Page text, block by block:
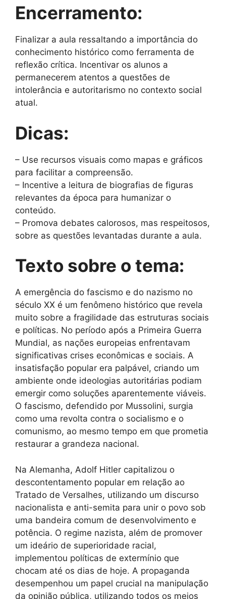
Encerramento:
Finalizar a aula ressaltando a importância do
conhecimento histórico como ferramenta de
reflexão crítica. Incentivar os alunos a
permanecerem atentos a questões de
intolerância e autoritarismo no contexto social
atual.
Dicas:
– Use recursos visuais como mapas e gráficos
para facilitar a compreensão.
– Incentive a leitura de biografias de figuras
relevantes da época para humanizar o
conteúdo.
– Promova debates calorosos, mas respeitosos,
sobre as questões levantadas durante a aula.
Texto sobre o tema:
A emergência do fascismo e do nazismo no
século XX é um fenômeno histórico que revela
muito sobre a fragilidade das estruturas sociais
e políticas. No período após a Primeira Guerra
Mundial, as nações europeias enfrentavam
significativas crises econômicas e sociais. A
insatisfação popular era palpável, criando um
ambiente onde ideologias autoritárias podiam
emergir como soluções aparentemente viáveis.
O fascismo, defendido por Mussolini, surgia
como uma revolta contra o socialismo e o
comunismo, ao mesmo tempo em que prometia
restaurar a grandeza nacional.
Na Alemanha, Adolf Hitler capitalizou o
descontentamento popular em relação ao
Tratado de Versalhes, utilizando um discurso
nacionalista e anti-semita para unir o povo sob
uma bandeira comum de desenvolvimento e
potência. O regime nazista, além de promover
um ideário de superioridade racial,
implementou políticas de extermínio que
chocam até os dias de hoje. A propaganda
desempenhou um papel crucial na manipulação
da opinião pública, utilizando todos os meios